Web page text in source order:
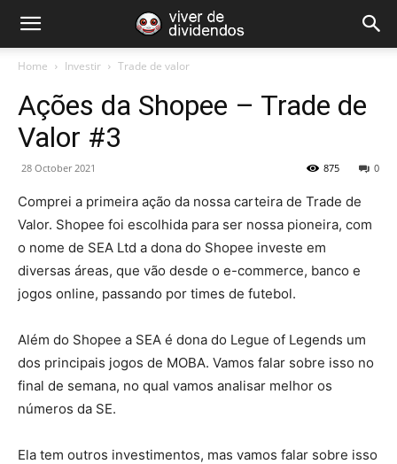
Home Investir Trade de valor
Ações da Shopee – Trade de
Valor #3
28 October 2021 0
875
Comprei a primeira ação da nossa carteira de Trade de
Valor. Shopee foi escolhida para ser nossa pioneira, com
o nome de SEA Ltd a dona do Shopee investe em
diversas áreas, que vão desde o e-commerce, banco e
jogos online, passando por times de futebol.
Além do Shopee a SEA é dona do Legue of Legends um
dos principais jogos de MOBA. Vamos falar sobre isso no
final de semana, no qual vamos analisar melhor os
números da SE.
Ela tem outros investimentos, mas vamos falar sobre isso